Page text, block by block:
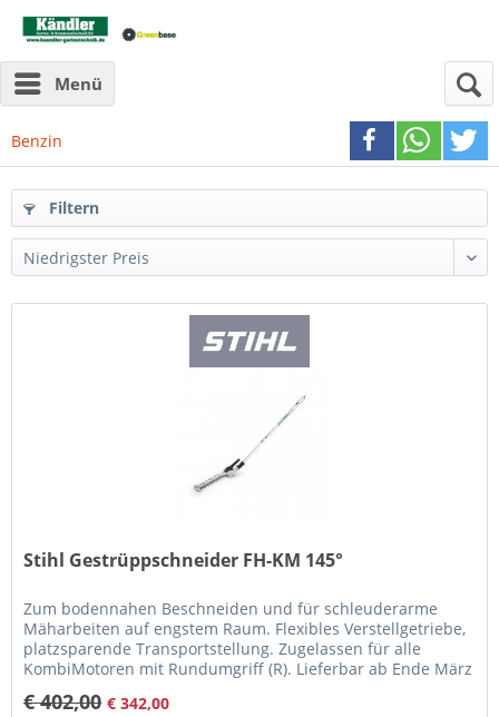
Menü
Benzin
Filtern
Stihl Gestrüppschneider FH-KM 145°
Zum bodennahen Beschneiden und für schleuderarme
Mäharbeiten auf engstem Raum. Flexibles Verstellgetriebe,
platzsparende Transportstellung. Zugelassen für alle
KombiMotoren mit Rundumgriff (R). Lieferbar ab Ende März
€ 402,00 € 342,00